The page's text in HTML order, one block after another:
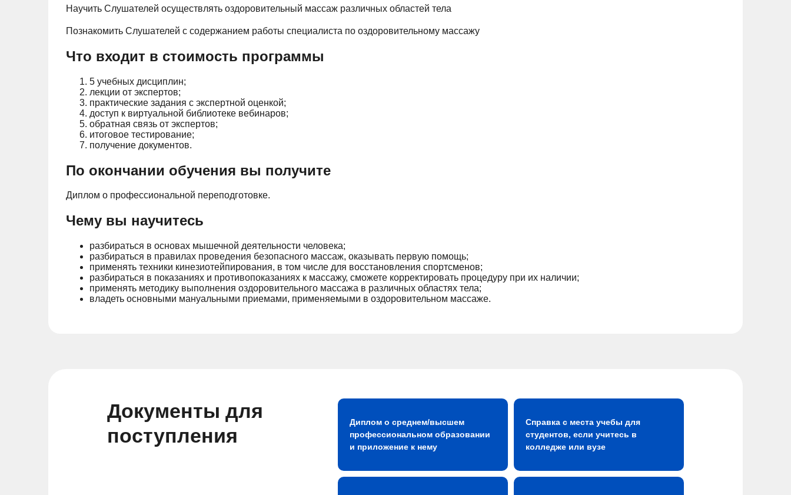
Научить Слушателей осуществлять оздоровительный массаж различных областей тела
Познакомить Слушателей с содержанием работы специалиста по оздоровительному массажу
Что входит в стоимость программы
5 учебных дисциплин;
лекции от экспертов;
практические задания с экспертной оценкой;
доступ к виртуальной библиотеке вебинаров;
обратная связь от экспертов;
итоговое тестирование;
получение документов.
По окончании обучения вы получите
Диплом о профессиональной переподготовке.
Чему вы научитесь
разбираться в основах мышечной деятельности человека;
разбираться в правилах проведения безопасного массаж, оказывать первую помощь;
применять техники кинезиотейпирования, в том числе для восстановления спортсменов;
разбираться в показаниях и противопоказаниях к массажу, сможете корректировать процедуру при их наличии;
применять методику выполнения оздоровительного массажа в различных областях тела;
владеть основными мануальными приемами, применяемыми в оздоровительном массаже.
Документы для
поступления
Диплом о среднем/высшем
профессиональном образовании
и приложение к нему
Справка с места учебы для
студентов, если учитесь в
колледже или вузе